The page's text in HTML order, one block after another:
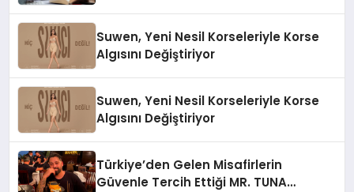
Suwen, Yeni Nesil Korseleriyle Korse
Algısını Değiştiriyor
Suwen, Yeni Nesil Korseleriyle Korse
Algısını Değiştiriyor
Türkiye’den Gelen Misafirlerin
Güvenle Tercih Ettiği MR. TUNA